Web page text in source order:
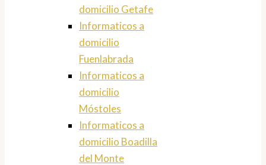
domicilio Getafe
Informaticos a
domicilio
Fuenlabrada
Informaticos a
domicilio
Móstoles
Informaticos a
domicilio Boadilla
del Monte